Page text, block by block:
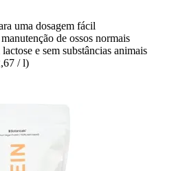
uma dosagem fácil
de ossos normais
e sem substâncias animais
/ l)